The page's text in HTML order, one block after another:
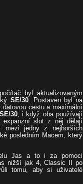
byl aktualizovaným
SE/30. Postaven byl na
datovou cestu a maximální
SE/30, i když oba používají
expanzní slot z něj dělají
mezi jedny z nejhorších
posledním Macem, který
Jas a to i za pomoci
nižší jak 4, Classic II po
tomu, aby si uživatelé